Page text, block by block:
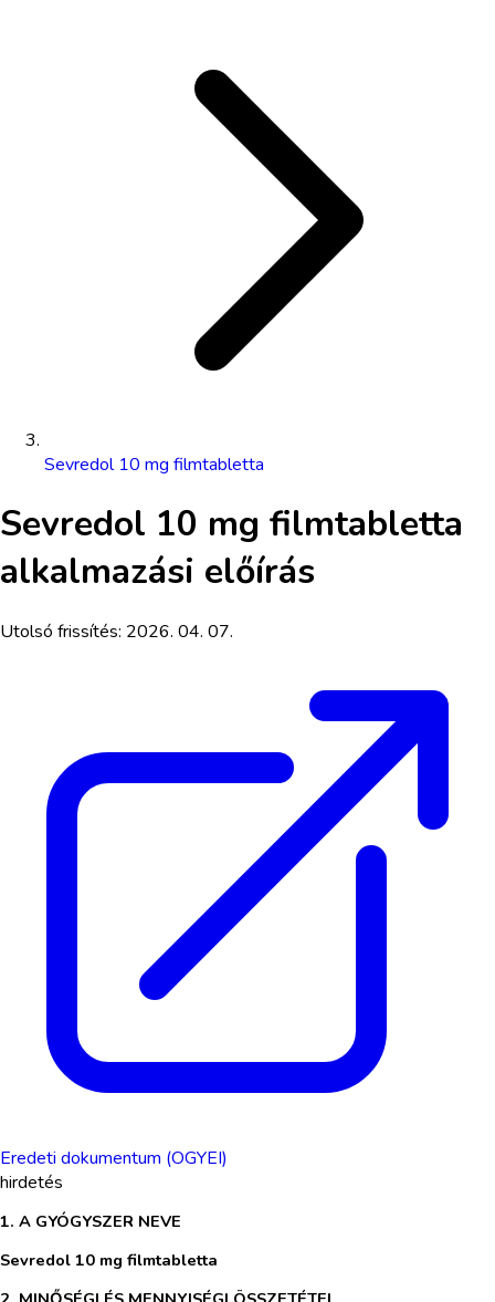
Sevredol 10 mg filmtabletta
Sevredol 10 mg filmtabletta
alkalmazási előírás
Utolsó frissítés: 2026. 04. 07.
Eredeti dokumentum (OGYEI)
hirdetés
1. A GYÓGYSZER NEVE
Sevredol 10 mg filmtabletta